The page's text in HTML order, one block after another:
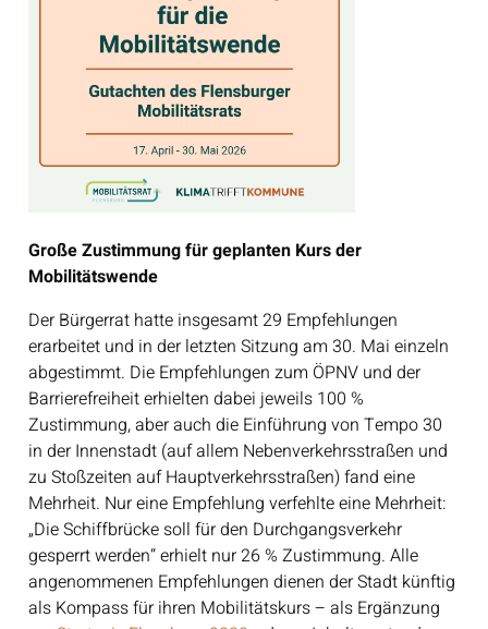
Große Zustimmung für geplanten Kurs der
Mobilitätswende
Der Bürgerrat hatte insgesamt 29 Empfehlungen
erarbeitet und in der letzten Sitzung am 30. Mai einzeln
abgestimmt. Die Empfehlungen zum ÖPNV und der
Barrierefreiheit erhielten dabei jeweils 100 %
Zustimmung, aber auch die Einführung von Tempo 30
in der Innenstadt (auf allem Nebenverkehrsstraßen und
zu Stoßzeiten auf Hauptverkehrsstraßen) fand eine
Mehrheit. Nur eine Empfehlung verfehlte eine Mehrheit:
„Die Schiffbrücke soll für den Durchgangsverkehr
gesperrt werden“ erhielt nur 26 % Zustimmung. Alle
angenommenen Empfehlungen dienen der Stadt künftig
als Kompass für ihren Mobilitätskurs – als Ergänzung